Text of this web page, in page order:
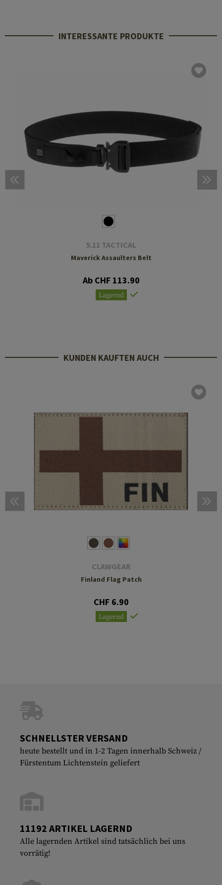
INTERESSANTE PRODUKTE
5.11 TACTICAL
Maverick Assaulters Belt
Ab CHF 113.90
Lagernd
KUNDEN KAUFTEN AUCH
CLAWGEAR
Finland Flag Patch
CHF 6.90
Lagernd
SCHNELLSTER VERSAND
heute bestellt und in 1-2 Tagen innerhalb Schweiz /
Fürstentum Lichtenstein geliefert
11192 ARTIKEL LAGERND
Alle lagernden Artikel sind tatsächlich bei uns
vorrätig!